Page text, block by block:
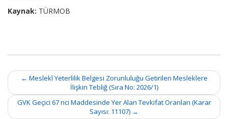
Kaynak: TÜRMOB
Post
navigation
← Meslekî Yeterlilik Belgesi Zorunluluğu Getirilen Mesleklere
İlişkin Tebliğ (Sıra No: 2026/1)
GVK Geçici 67 nci Maddesinde Yer Alan Tevkifat Oranları (Karar
Sayısı: 11107) →